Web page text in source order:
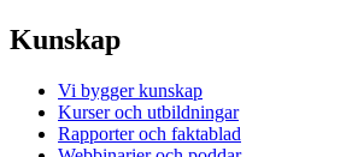
Kunskap
Vi bygger kunskap
Kurser och utbildningar
Rapporter och faktablad